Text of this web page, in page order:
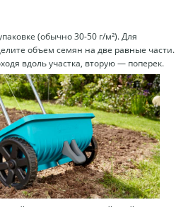
(обычно 30-50 г/м²). Для
объем семян на две равные части.
вдоль участка, вторую — поперек.